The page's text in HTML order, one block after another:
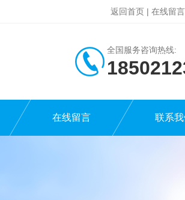
返回首页 | 在线留言
全国服务咨询热线:
在线留言 联系